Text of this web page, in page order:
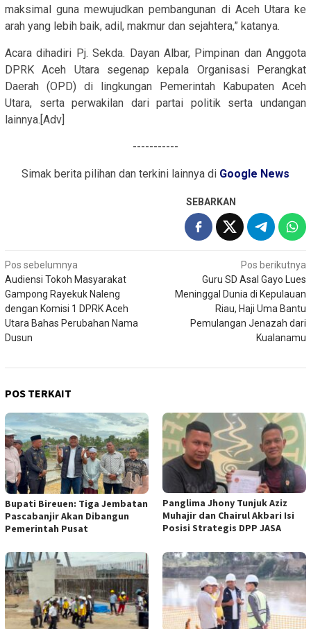
maksimal guna mewujudkan pembangunan di Aceh Utara ke
arah yang lebih baik, adil, makmur dan sejahtera,” katanya.
Acara dihadiri Pj. Sekda. Dayan Albar, Pimpinan dan Anggota
DPRK Aceh Utara segenap kepala Organisasi Perangkat
Daerah (OPD) di lingkungan Pemerintah Kabupaten Aceh
Utara, serta perwakilan dari partai politik serta undangan
lainnya.[Adv]
-----------
Simak berita pilihan dan terkini lainnya di Google News
SEBARKAN
Navigasi
pos
Pos sebelumnya
Audiensi Tokoh Masyarakat
Gampong Rayekuk Naleng
dengan Komisi 1 DPRK Aceh
Utara Bahas Perubahan Nama
Dusun
Pos berikutnya
Guru SD Asal Gayo Lues
Meninggal Dunia di Kepulauan
Riau, Haji Uma Bantu
Pemulangan Jenazah dari
Kualanamu
POS TERKAIT
Bupati Bireuen: Tiga Jembatan
Pascabanjir Akan Dibangun
Pemerintah Pusat
Panglima Jhony Tunjuk Aziz
Muhajir dan Chairul Akbari Isi
Posisi Strategis DPP JASA